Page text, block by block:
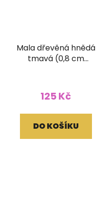
Mala dřevěná hnědá
tmavá (0,8 cm
125 Kč
DO KOŠÍKU